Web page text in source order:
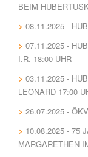
BEIM
08.11.2025 -
07.11.2025 -
I.R. 18:00 UHR
03.11.2025 -
LEONARD 17:00
26.07.2025 -
10.08.2025 - 75
MARGARETHEN